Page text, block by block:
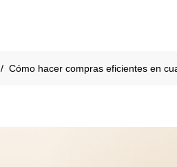
/Cómo hacer compras eficientes en